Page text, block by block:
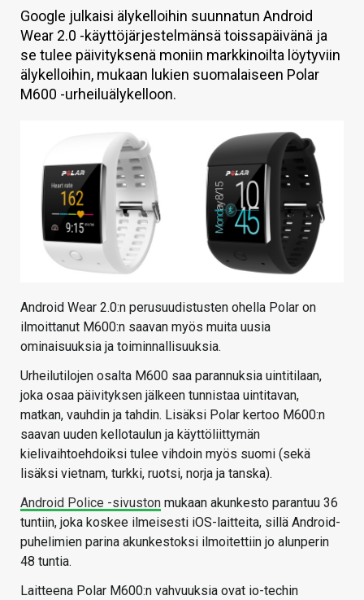
KAUPPA
VAIHDA TEEMA
Google julkaisi älykelloihin suunnatun Android
Wear 2.0 -käyttöjärjestelmänsä toissapäivänä ja
se tulee päivityksenä moniin markkinoilta löytyviin
älykelloihin, mukaan lukien suomalaiseen Polar
M600 -urheiluälykelloon.
Android Wear 2.0:n perusuudistusten ohella Polar on
ilmoittanut M600:n saavan myös muita uusia
ominaisuuksia ja toiminnallisuuksia.
Urheilutilojen osalta M600 saa parannuksia uintitilaan,
joka osaa päivityksen jälkeen tunnistaa uintitavan,
matkan, vauhdin ja tahdin. Lisäksi Polar kertoo M600:n
saavan uuden kellotaulun ja käyttöliittymän
kielivaihtoehdoiksi tulee vihdoin myös suomi (sekä
lisäksi vietnam, turkki, ruotsi, norja ja tanska).
Android Police -sivuston mukaan akunkesto parantuu 36
tuntiin, joka koskee ilmeisesti iOS-laitteita, sillä Android-
puhelimien parina akunkestoksi ilmoitettiin jo alunperin
48 tuntia.
Laitteena Polar M600:n vahvuuksia ovat io-techin